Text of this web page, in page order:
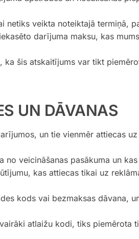
netiks veikta noteiktajā termiņā,
darījuma maksu, kas
šis atskaitījums var tikt
UN DĀVANAS
un tie vienmēr attiecas
veicināšanas pasākuma un
kas attiecas tikai uz
kods vai bezmaksas dāvana,
atlaižu kodi, tiks piemērota